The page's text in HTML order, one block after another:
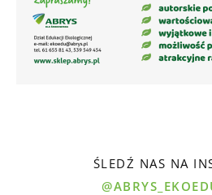
ŚLEDŹ NAS NA